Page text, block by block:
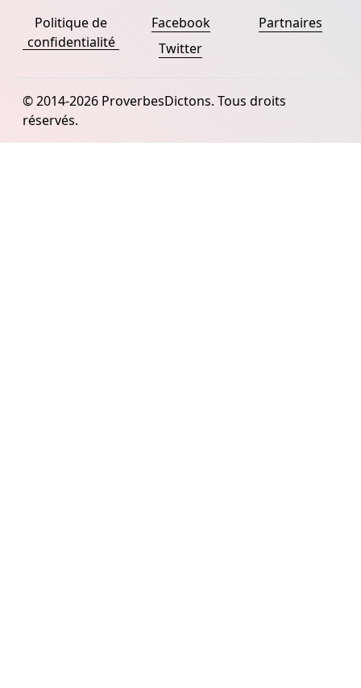
Politique de
confidentialité
Facebook
Twitter
Partnaires
© 2014-2026 ProverbesDictons. Tous droits
réservés.